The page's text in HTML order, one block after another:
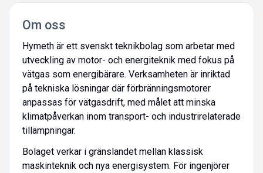
Om oss
Hymeth är ett svenskt teknikbolag som arbetar med
utveckling av motor- och energiteknik med fokus på
vätgas som energibärare. Verksamheten är inriktad
på tekniska lösningar där förbränningsmotorer
anpassas för vätgasdrift, med målet att minska
klimatpåverkan inom transport- och industrirelaterade
tillämpningar.
Bolaget verkar i gränslandet mellan klassisk
maskinteknik och nya energisystem. För ingenjörer